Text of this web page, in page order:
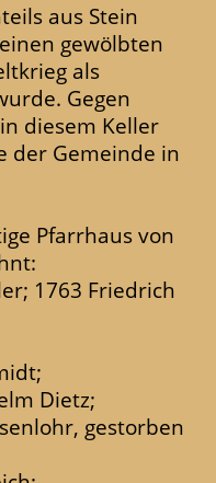
aus Stein
gewölbten
als
Gegen
diesem Keller
der Gemeinde in
Pfarrhaus von
1763 Friedrich
Dietz;
gestorben